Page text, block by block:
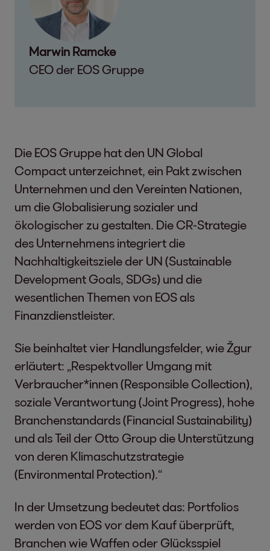
Marwin Ramcke
CEO der EOS Gruppe
Die EOS Gruppe hat den UN Global
Compact unterzeichnet, ein Pakt zwischen
Unternehmen und den Vereinten Nationen,
um die Globalisierung sozialer und
ökologischer zu gestalten. Die CR-Strategie
des Unternehmens integriert die
Nachhaltigkeitsziele der UN (Sustainable
Development Goals, SDGs) und die
wesentlichen Themen von EOS als
Finanzdienstleister.
Sie beinhaltet vier Handlungsfelder, wie Žgur
erläutert: „Respektvoller Umgang mit
Verbraucher*innen (Responsible Collection),
soziale Verantwortung (Joint Progress), hohe
Branchenstandards (Financial Sustainability)
und als Teil der Otto Group die Unterstützung
von deren Klimaschutzstrategie
(Environmental Protection).“
In der Umsetzung bedeutet das: Portfolios
werden von EOS vor dem Kauf überprüft,
Branchen wie Waffen oder Glücksspiel